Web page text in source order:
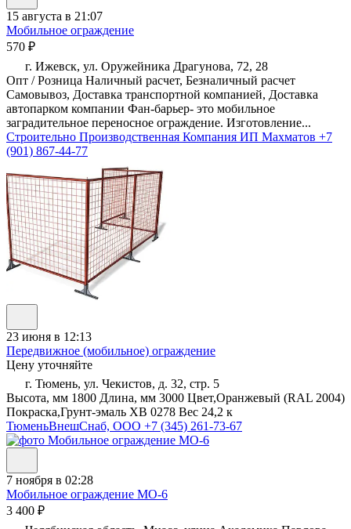
15 августа в 21:07
Мобильное ограждение
570 ₽
г. Ижевск, ул. Оружейника Драгунова, 72, 28
Опт / Розница Наличный расчет, Безналичный расчет
Самовывоз, Доставка транспортной компанией, Доставка
автопарком компании Фан-барьер- это мобильное
заградительное переносное ограждение. Изготовление...
Строительно Производственная Компания ИП Махматов +7
(901) 867-44-77
23 июня в 12:13
Передвижное (мобильное) ограждение
Цену уточняйте
г. Тюмень, ул. Чекистов, д. 32, стр. 5
Высота, мм 1800 Длина, мм 3000 Цвет,Оранжевый (RAL 2004)
Покраска,Грунт-эмаль ХВ 0278 Вес 24,2 к
ТюменьВнешСнаб, ООО +7 (345) 261-73-67
7 ноября в 02:28
Мобильное ограждение МО-6
3 400 ₽